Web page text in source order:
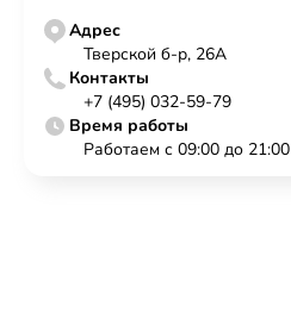
Адрес
Тверской б-р, 26А
Контакты
+7 (495) 032-59-79
Время работы
Работаем с 09:00 до 21:00